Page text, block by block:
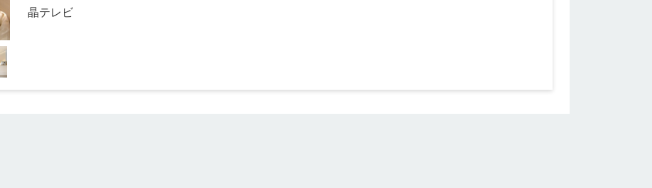
晶テレビ